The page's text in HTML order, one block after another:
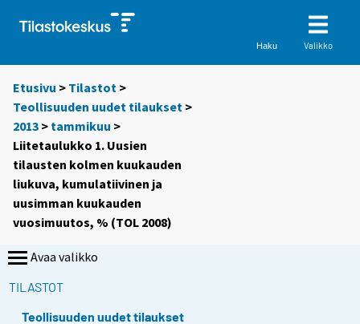
Haku Valikko
Etusivu > Tilastot >
Teollisuuden uudet tilaukset >
2013 > tammikuu >
Liitetaulukko 1. Uusien
tilausten kolmen kuukauden
liukuva, kumulatiivinen ja
uusimman kuukauden
vuosimuutos, % (TOL 2008)
Avaa valikko
TILASTOT
Teollisuuden uudet tilaukset